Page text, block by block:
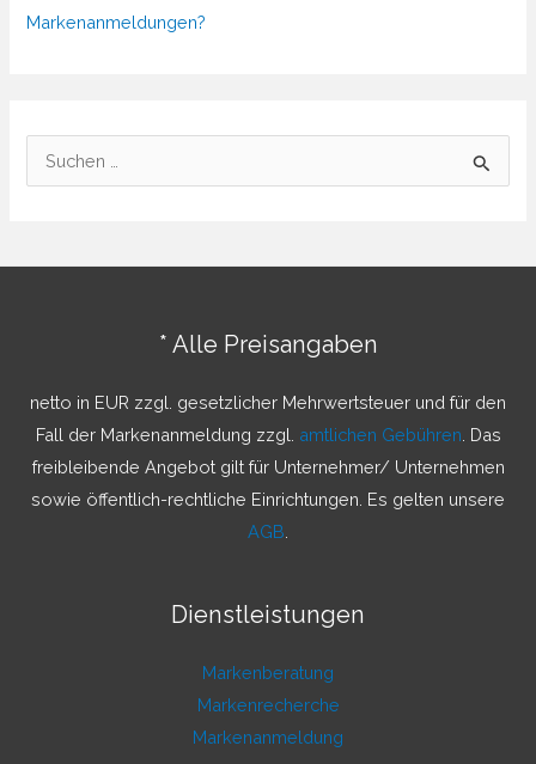
Markenanmeldungen?
u
h
* Alle Preisangaben
netto in EUR zzgl. gesetzlicher Mehrwertsteuer und für den
Fall der Markenanmeldung zzgl. amtlichen Gebühren . Das
freibleibende Angebot gilt für Unternehmer/ Unternehmen
sowie öffentlich-rechtliche Einrichtungen. Es gelten unsere
AGB
Dienstleistungen
Markenberatung
Markenrecherche
Markenanmeldung